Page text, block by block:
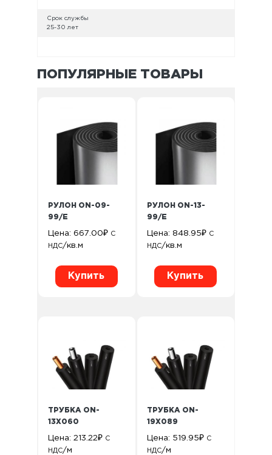
Срок службы
25-30 лет
ПОПУЛЯРНЫЕ ТОВАРЫ
РУЛОН ON-09-
99/E
Цена: 667.00₽ С
НДС/кв.м
Купить
РУЛОН ON-13-
99/E
Цена: 848.95₽ С
НДС/кв.м
Купить
ТРУБКА ON-
13X060
Цена: 213.22₽ С
НДС/м
ТРУБКА ON-
19X089
Цена: 519.95₽ С
НДС/м